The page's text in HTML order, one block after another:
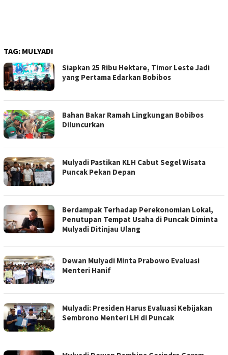
TAG: MULYADI
Siapkan 25 Ribu Hektare, Timor Leste Jadi
yang Pertama Edarkan Bobibos
Bahan Bakar Ramah Lingkungan Bobibos
Diluncurkan
Mulyadi Pastikan KLH Cabut Segel Wisata
Puncak Pekan Depan
Berdampak Terhadap Perekonomian Lokal,
Penutupan Tempat Usaha di Puncak Diminta
Mulyadi Ditinjau Ulang
Dewan Mulyadi Minta Prabowo Evaluasi
Menteri Hanif
Mulyadi: Presiden Harus Evaluasi Kebijakan
Sembrono Menteri LH di Puncak